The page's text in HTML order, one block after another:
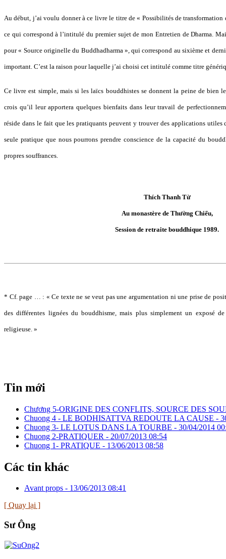
Au début, j’ai voulu donner à ce livre le titre de « Possibilités de transformation
ce qui correspond à l’intitulé du premier sujet de mon Entretien de Dharma.
pour « Source originelle du Buddhadharma », qui correspond au sixième et
important. C’est la raison pour laquelle j’ai choisi cet intitulé comme titre
Ce livre est simple, mais si les laïcs bouddhistes se donnent la peine de bien
crois qu’il leur apportera quelques bienfaits dans leur travail de
réside dans le fait que les pratiquants peuvent y trouver des applications utiles
seule pratique que nous pourrons prendre conscience de la capacité du
propres souffrances.
Thích Thanh Từ
Au monastère de Thường Chiếu,
Session de retraite bouddhique 1989.
* Cf. page … : « Ce texte ne se veut pas une argumentation ni une prise de
des différentes lignées du bouddhisme, mais plus simplement un exposé
religieuse. »
Tin mới
Chương 5-ORIGINE DES CONFLITS, SOURCE DES
Chuong 4 - LE BODHISATTVA REDOUTE LA CAUSE -
Chuong 3- LE LOTUS DANS LA TOURBE - 30/04/2014
Chuong 2-PRATIQUER - 20/07/2013 08:54
Chuong 1- PRATIQUE - 13/06/2013 08:58
Các tin khác
Avant props - 13/06/2013 08:41
[ Quay lại ]
Sư Ông